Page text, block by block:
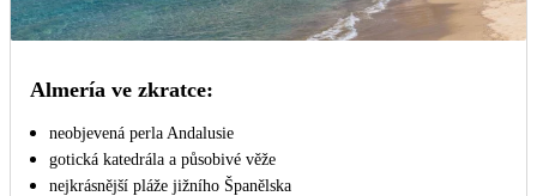
Almería ve zkratce:
neobjevená perla Andalusie
gotická katedrála a působivé věže
nejkrásnější pláže jižního Španělska